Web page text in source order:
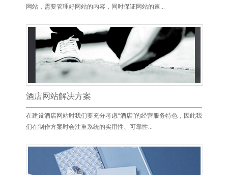
网站，需要管理好网站的内容，同时保证网站的速...
酒店网站解决方案
在建设酒店网站时我们要充分考虑“酒店”的经营服务特色，因此我
们在制作方案时会注重系统的实用性、可靠性...